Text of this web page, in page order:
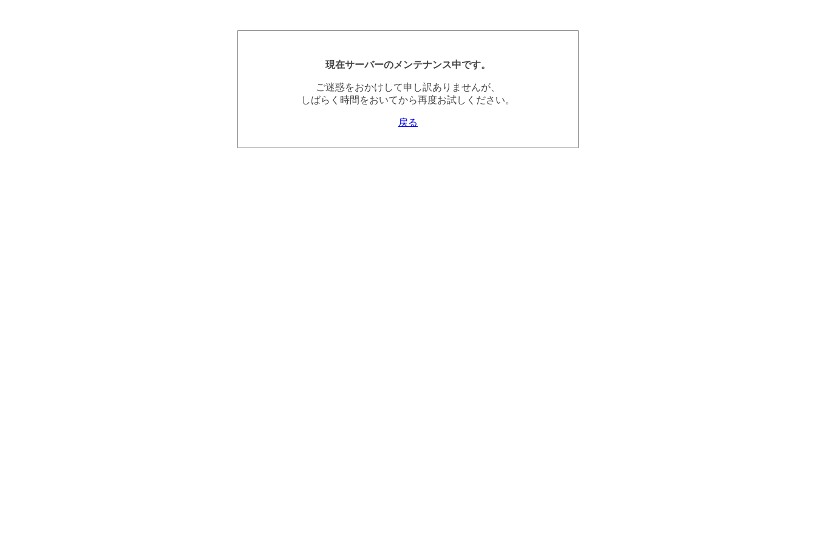
現在サーバーのメンテナンス中です。
ご迷惑をおかけして申し訳ありませんが、
しばらく時間をおいてから再度お試しください。
戻る